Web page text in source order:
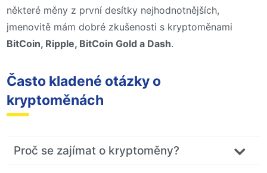
některé měny z první desítky nejhodnotnějších,
jmenovitě mám dobré zkušenosti s kryptoměnami
BitCoin, Ripple, BitCoin Gold a Dash.
Často kladené otázky o
kryptoměnách
Proč se zajímat o kryptoměny?